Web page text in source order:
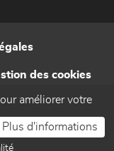
des cookies
améliorer votre
Plus d'informations